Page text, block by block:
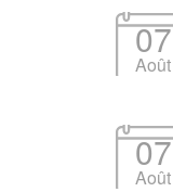
07
Août
07
Août